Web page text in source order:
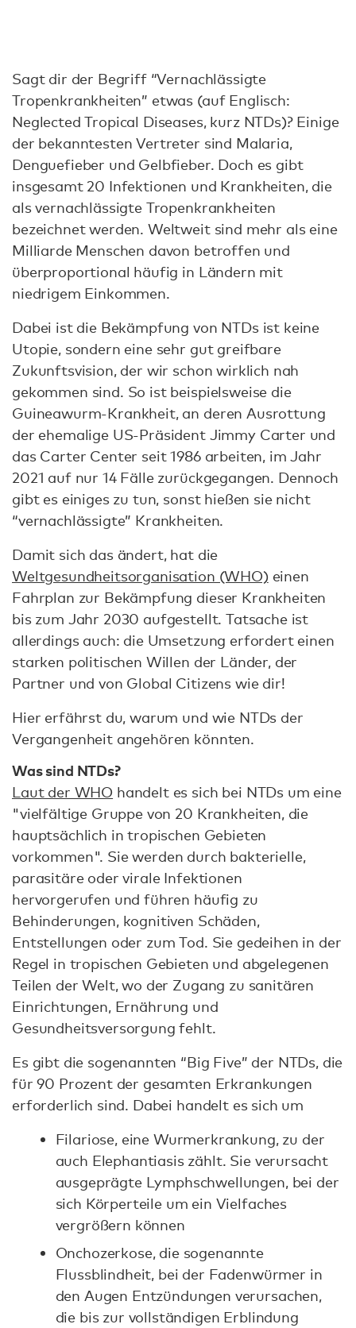
Sagt dir der Begriff “Vernachlässigte
Tropenkrankheiten” etwas (auf Englisch:
Neglected Tropical Diseases, kurz NTDs)? Einige
der bekanntesten Vertreter sind Malaria,
Denguefieber und Gelbfieber. Doch es gibt
insgesamt 20 Infektionen und Krankheiten, die
als vernachlässigte Tropenkrankheiten
bezeichnet werden. Weltweit sind mehr als eine
Milliarde Menschen davon betroffen und
überproportional häufig in Ländern mit
niedrigem Einkommen.
Dabei ist die Bekämpfung von NTDs ist keine
Utopie, sondern eine sehr gut greifbare
Zukunftsvision, der wir schon wirklich nah
gekommen sind. So ist beispielsweise die
Guineawurm-Krankheit, an deren Ausrottung
der ehemalige US-Präsident Jimmy Carter und
das Carter Center seit 1986 arbeiten, im Jahr
2021 auf nur 14 Fälle zurückgegangen. Dennoch
gibt es einiges zu tun, sonst hießen sie nicht
“vernachlässigte” Krankheiten.
Damit sich das ändert, hat die
Weltgesundheitsorganisation (WHO) einen
Fahrplan zur Bekämpfung dieser Krankheiten
bis zum Jahr 2030 aufgestellt. Tatsache ist
allerdings auch: die Umsetzung erfordert einen
starken politischen Willen der Länder, der
Partner und von Global Citizens wie dir!
Hier erfährst du, warum und wie NTDs der
Vergangenheit angehören könnten.
Was sind NTDs?
Laut der WHO handelt es sich bei NTDs um eine
"vielfältige Gruppe von 20 Krankheiten, die
hauptsächlich in tropischen Gebieten
vorkommen". Sie werden durch bakterielle,
parasitäre oder virale Infektionen
hervorgerufen und führen häufig zu
Behinderungen, kognitiven Schäden,
Entstellungen oder zum Tod. Sie gedeihen in der
Regel in tropischen Gebieten und abgelegenen
Teilen der Welt, wo der Zugang zu sanitären
Einrichtungen, Ernährung und
Gesundheitsversorgung fehlt.
Es gibt die sogenannten “Big Five” der NTDs, die
für 90 Prozent der gesamten Erkrankungen
erforderlich sind. Dabei handelt es sich um
Filariose, eine Wurmerkrankung, zu der
auch Elephantiasis zählt. Sie verursacht
ausgeprägte Lymphschwellungen, bei der
sich Körperteile um ein Vielfaches
vergrößern können
Onchozerkose, die sogenannte
Flussblindheit, bei der Fadenwürmer in
den Augen Entzündungen verursachen,
die bis zur vollständigen Erblindung